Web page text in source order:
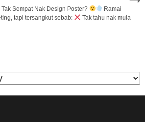
Sempat Nak Design Poster?
Ramai
tapi tersangkut sebab:
Tak tahu nak mula